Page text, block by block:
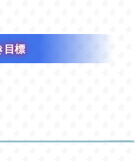
目標